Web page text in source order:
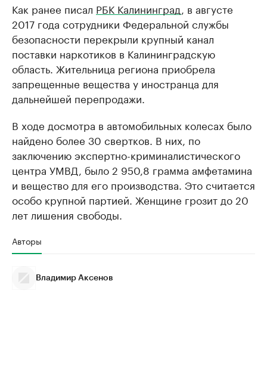
Как ранее писал РБК Калининград , в августе
2017 года сотрудники Федеральной службы
безопасности перекрыли крупный канал
поставки наркотиков в Калининградскую
область. Жительница региона приобрела
запрещенные вещества у иностранца для
дальнейшей перепродажи.
В ходе досмотра в автомобильных колесах было
найдено более 30 свертков. В них, по
заключению экспертно-криминалистического
центра УМВД, было 2 950,8 грамма амфетамина
и вещество для его производства. Это считается
особо крупной партией. Женщине грозит до 20
лет лишения свободы.
Авторы
Владимир Аксенов